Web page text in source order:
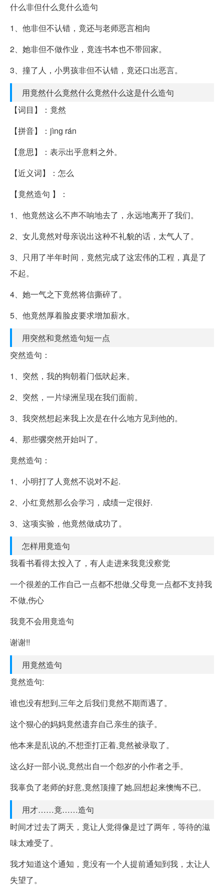
什么非但什么竟什么造句
1、他非但不认错，竟还与老师恶言相向
2、她非但不做作业，竟连书本也不带回家。
3、撞了人，小男孩非但不认错，竟还口出恶言。
用竟然什么竟然什么竟然什么这是什么造句
【词目】：竟然
【拼音】：jìnɡ rán
【意思】：表示出乎意料之外。
【近义词】：怎么
【竟然造句 】：
1、他竟然这么不声不响地去了，永远地离开了我们。
2、女儿竟然对母亲说出这种不礼貌的话，太气人了。
3、只用了半年时间，竟然完成了这宏伟的工程，真是了
不起。
4、她一气之下竟然将信撕碎了。
5、他竟然厚着脸皮要求增加薪水。
用突然和竟然造句短一点
突然造句：
1、突然，我的狗朝着门低吠起来。
2、突然，一片绿洲呈现在我们面前。
3、我突然想起来我上次是在什么地方见到他的。
4、那些骡突然开始叫了。
竟然造句：
1、小明打了人竟然不说对不起.
2、小红竟然那么会学习，成绩一定很好.
3、这项实验，他竟然做成功了。
怎样用竟造句
我看书看得太投入了，有人走进来我竟没察觉
一个很差的工作自己一点都不想做,父母竟一点都不支持我
不做,伤心
我竟不会用竟造句
谢谢!!
用竟然造句
竟然造句:
谁也没有想到,三年之后我们竟然不期而遇了。
这个狠心的妈妈竟然遗弃自己亲生的孩子。
他本来是乱说的,不想歪打正着,竟然被录取了。
这么好一部小说,竟然出自一个怨岁的小作者之手。
我辜负了老师的好意,竟然顶撞了她,回想起来懊悔不已。
用才……竟……造句
时间才过去了两天，竟让人觉得像是过了两年，等待的滋
味太难受了。
我才知道这个通知，竟没有一个人提前通知到我，太让人
失望了。